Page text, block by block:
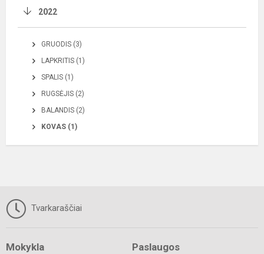
2022
GRUODIS (3)
LAPKRITIS (1)
SPALIS (1)
RUGSĖJIS (2)
BALANDIS (2)
KOVAS (1)
Tvarkaraščiai
Mokykla Paslaugos